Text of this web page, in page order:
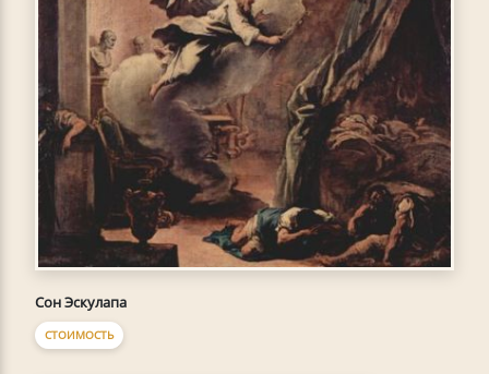
Сон Эскулапа
СТОИМОСТЬ